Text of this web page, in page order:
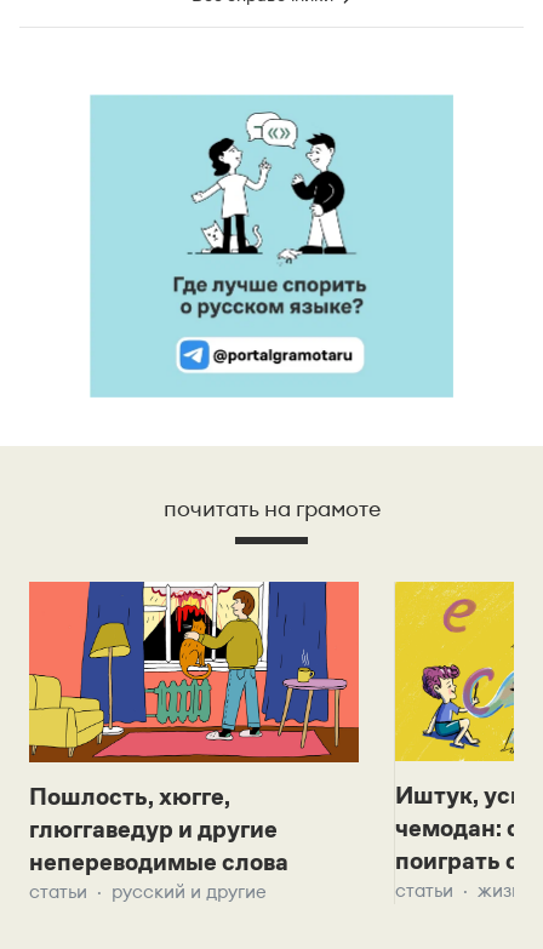
почитать на грамоте
Пошлость, хюгге,
глюггаведур и другие
непереводимые слова
статьи русский и другие
Иштук,
чемодан:
поиграть с
статьи жизнь